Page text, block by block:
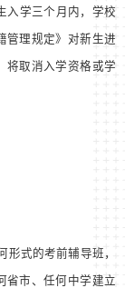
入学三个月内，学校
管理规定》对新生进
将取消入学资格或学
形式的考前辅导班，
省市、任何中学建立